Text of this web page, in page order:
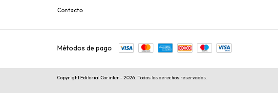
Contacto
Métodos de pago
Copyright Editorial Corinter - 2026. Todos los derechos reservados.